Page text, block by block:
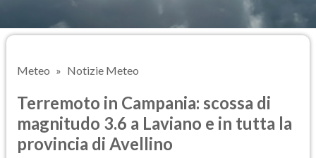
Meteo Notizie Meteo
Terremoto in Campania: scossa di
magnitudo 3.6 a Laviano e in tutta la
provincia di Avellino